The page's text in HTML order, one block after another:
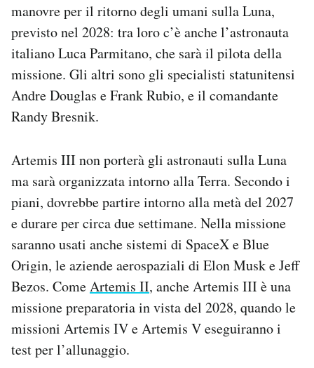
Regala il Post
Hai bisogno di aiuto?
Esci
manovre per il ritorno degli umani sulla Luna,
previsto nel 2028: tra loro c’è anche l’astronauta
italiano Luca Parmitano, che sarà il pilota della
missione. Gli altri sono gli specialisti statunitensi
Andre Douglas e Frank Rubio, e il comandante
Randy Bresnik.
Artemis III non porterà gli astronauti sulla Luna
ma sarà organizzata intorno alla Terra. Secondo i
piani, dovrebbe partire intorno alla metà del 2027
e durare per circa due settimane. Nella missione
saranno usati anche sistemi di SpaceX e Blue
Origin, le aziende aerospaziali di Elon Musk e Jeff
Bezos. ComeArtemis II, anche Artemis III è una
missione preparatoria in vista del 2028, quando le
missioni Artemis IV e Artemis V eseguiranno i
test per l’allunaggio.